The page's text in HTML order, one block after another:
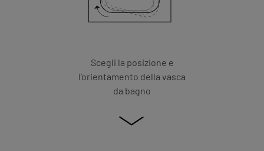
Scegli la posizione e
l’orientamento della vasca
da bagno